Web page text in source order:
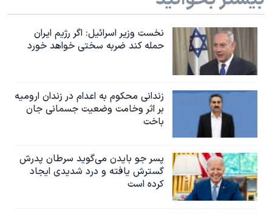
نخست وزیر اسرائيل: اگر رژیم ایران
حمله کند ضربه سختی خواهد خورد
زندانی محکوم به اعدام در زندان ارومیه
بر اثر وخامت وضعیت جسمانی جان
باخت
پسر جو بایدن می‌گوید سرطان پدرش
گسترش یافته و درد شدیدی ایجاد
کرده است